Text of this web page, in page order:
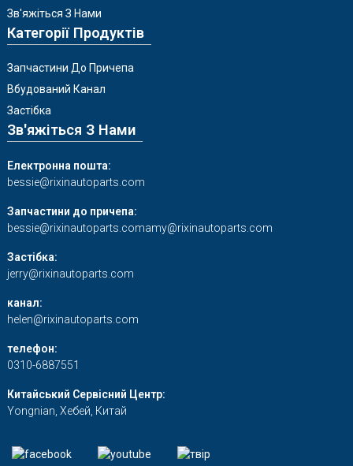
Зв'яжіться З Нами
Категорії Продуктів
Запчастини До Причепа
Вбудований Канал
Застібка
Зв'яжіться З Нами
Електронна пошта:
bessie@rixinautoparts.com
Запчастини до причепа:
bessie@rixinautoparts.comamy@rixinautoparts.com
Застібка:
jerry@rixinautoparts.com
канал:
helen@rixinautoparts.com
телефон:
0310-6887551
Китайський Сервісний Центр:
Yongnian, Хебей, Китай